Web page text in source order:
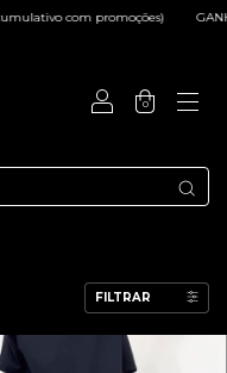
15% DE CASHBACK NA SUA
0
FILTRAR